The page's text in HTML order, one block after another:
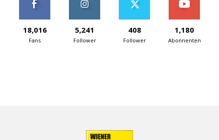
18,016
Fans
5,241
Follower
408
Follower
1,180
Abonnenten